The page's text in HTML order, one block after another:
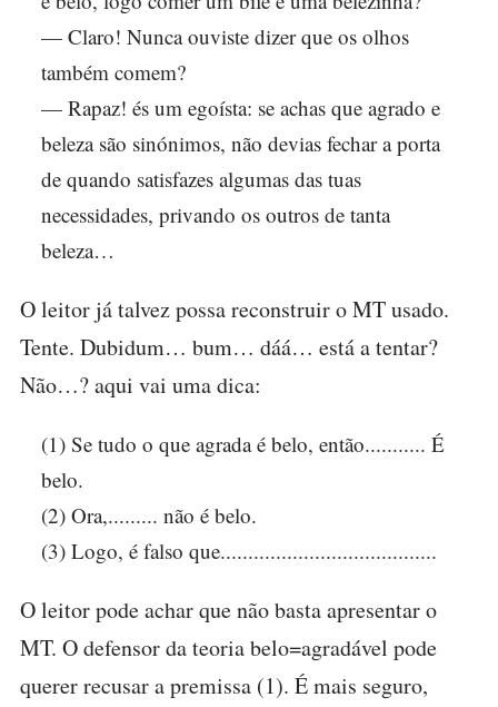
— Claro! Nunca ouviste dizer que os olhos
também comem?
— Rapaz! és um egoísta: se achas que agrado e
beleza são sinónimos, não devias fechar a porta
de quando satisfazes algumas das tuas
necessidades, privando os outros de tanta
beleza…
O leitor já talvez possa reconstruir o MT usado.
Tente. Dubidum… bum… dáá… está a tentar?
Não…? aqui vai uma dica:
(1) Se tudo o que agrada é belo, então........... É
belo.
(2) Ora,......... não é belo.
(3) Logo, é falso que.......................................
O leitor pode achar que não basta apresentar o
MT. O defensor da teoria belo=agradável pode
querer recusar a premissa (1). É mais seguro,